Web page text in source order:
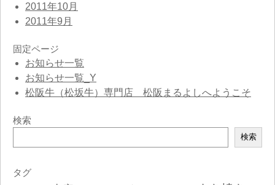
2011年10月
2011年9月
固定ページ
お知らせ一覧
お知らせ一覧_Y
松阪牛（松坂牛）専門店 松阪まるよしへようこそ
検索
索
検索
タグ